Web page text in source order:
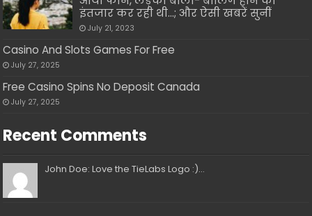
इंतजार कर रही थी…; और ऐसी खबरें सुनीं
July 21, 2023
Casino And Slots Games For Free
July 27, 2025
Free Casino Spins No Deposit Canada
July 27, 2025
Recent Comments
John Doe: Love the TieLabs Logo :)...